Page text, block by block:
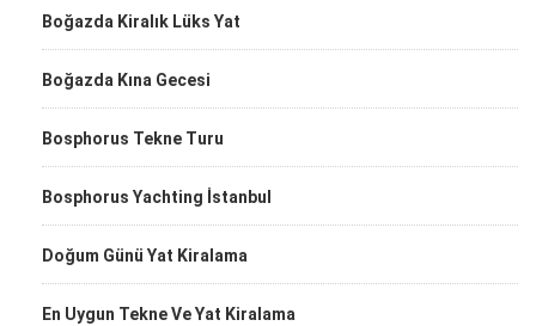
Boğazda Kiralık Lüks Yat
Boğazda Kına Gecesi
Bosphorus Tekne Turu
Bosphorus Yachting İstanbul
Doğum Günü Yat Kiralama
En Uygun Tekne Ve Yat Kiralama